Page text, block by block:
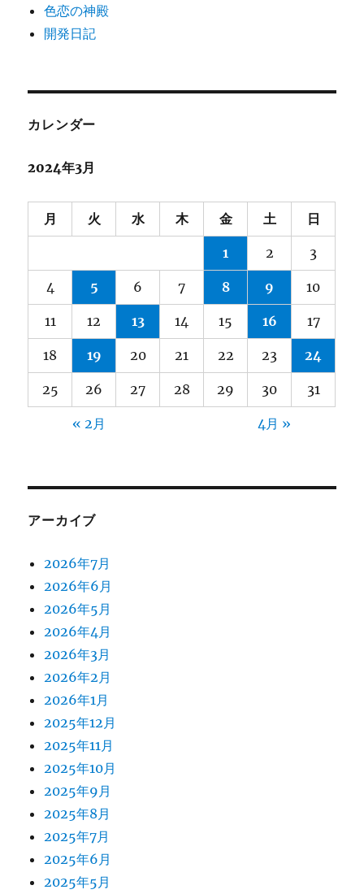
色恋の神殿
開発日記
カレンダー
2024年3月
月 火 水 木 金 土 日
1 2 3
4 5 6 7 8 9 10
11 12 13 14 15 16 17
18 19 20 21 22 23 24
25 26 27 28 29 30 31
« 2月 4月 »
アーカイブ
2026年7月
2026年6月
2026年5月
2026年4月
2026年3月
2026年2月
2026年1月
2025年12月
2025年11月
2025年10月
2025年9月
2025年8月
2025年7月
2025年6月
2025年5月